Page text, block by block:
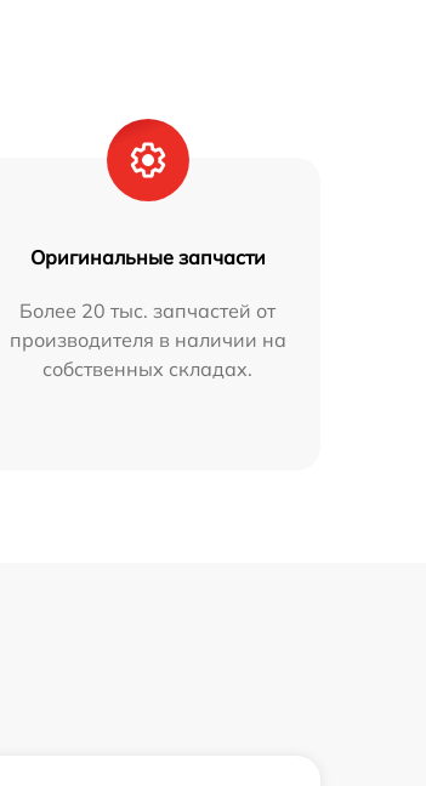
Оригинальные запчасти
Более 20 тыс. запчастей от
производителя в наличии на
собственных складах.